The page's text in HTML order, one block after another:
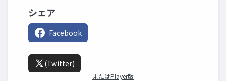
シェア
Facebook
(Twitter)
またはPlayer版